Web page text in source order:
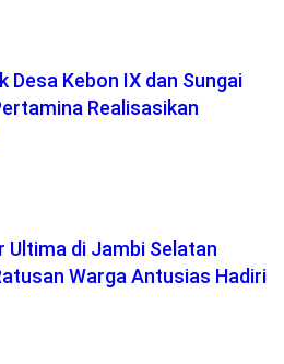
Desa Kebon IX dan Sungai
Realisasikan
Ultima di Jambi Selatan
Warga Antusias Hadiri